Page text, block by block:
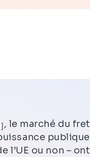
, le marché du
l’UE ou non –